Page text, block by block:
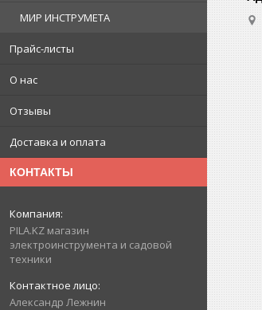
МИР ИНСТРУМЕТА
Прайс-листы
О нас
Отзывы
Доставка и оплата
КОНТАКТЫ
PILA.KZ магазин
электроинструмента и садовой
техники
Александр Лежнин